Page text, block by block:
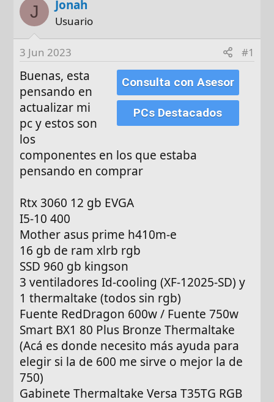
t
o
r
c
h
e
i
n
i
i
J Jonah
Usuario
3 Jun 2023 #1
Consulta con Asesor
PCs Destacados
Buenas, esta
pensando en
actualizar mi
pc y estos son
los
componentes en los que estaba
pensando en comprar
Rtx 3060 12 gb EVGA
I5-10 400
Mother asus prime h410m-e
16 gb de ram xlrb rgb
SSD 960 gb kingson
3 ventiladores Id-cooling (XF-12025-SD) y
1 thermaltake (todos sin rgb)
Fuente RedDragon 600w / Fuente 750w
Smart BX1 80 Plus Bronze Thermaltake
(Acá es donde necesito más ayuda para
elegir si la de 600 me sirve o mejor la de
750)
Gabinete Thermaltake Versa T35TG RGB